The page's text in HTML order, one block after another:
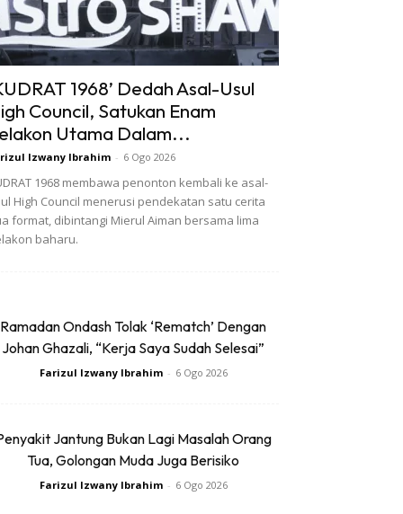
1968’ Dedah Asal-Usul
Council, Satukan Enam
Utama Dalam...
Izwany Ibrahim - 6 Ogo 2026
1968 membawa penonton kembali ke asal-
High Council menerusi pendekatan satu cerita
format, dibintangi Mierul Aiman bersama lima
baharu.
Ramadan Ondash Tolak ‘Rematch’ Dengan
Johan Ghazali, “Kerja Saya Sudah Selesai”
Farizul Izwany Ibrahim - 6 Ogo 2026
Jantung Bukan Lagi Masalah Orang
Tua, Golongan Muda Juga Berisiko
Farizul Izwany Ibrahim - 6 Ogo 2026